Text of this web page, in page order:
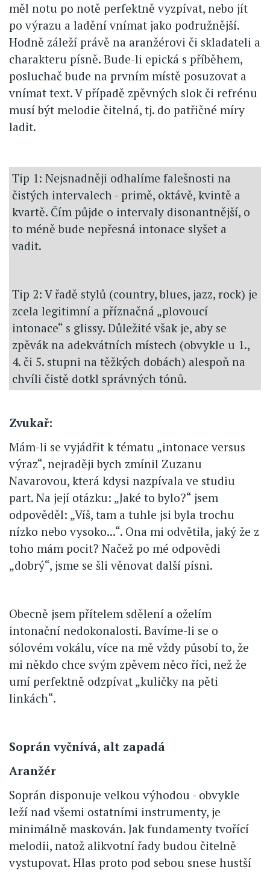
měl notu po notě perfektně vyzpívat, nebo jít
po výrazu a ladění vnímat jako podružnější.
Hodně záleží právě na aranžérovi či skladateli a
charakteru písně. Bude-li epická s příběhem,
posluchač bude na prvním místě posuzovat a
vnímat text. V případě zpěvných slok či refrénu
musí být melodie čitelná, tj. do patřičné míry
ladit.
Tip 1: Nejsnadněji odhalíme falešnosti na
čistých intervalech - primě, oktávě, kvintě a
kvartě. Čím půjde o intervaly disonantnější, o
to méně bude nepřesná intonace slyšet a
vadit.
Tip 2: V řadě stylů (country, blues, jazz, rock) je
zcela legitimní a příznačná „plovoucí
intonace“ s glissy. Důležité však je, aby se
zpěvák na adekvátních místech (obvykle u 1.,
4. či 5. stupni na těžkých dobách) alespoň na
chvíli čistě dotkl správných tónů.
Zvukař:
Mám-li se vyjádřit k tématu „intonace versus
výraz“, nejraději bych zmínil Zuzanu
Navarovou, která kdysi nazpívala ve studiu
part. Na její otázku: „Jaké to bylo?“ jsem
odpověděl: „Víš, tam a tuhle jsi byla trochu
nízko nebo vysoko...“. Ona mi odvětila, jaký že z
toho mám pocit? Načež po mé odpovědi
„dobrý“, jsme se šli věnovat další písni.
Obecně jsem přítelem sdělení a oželím
intonační nedokonalosti. Bavíme-li se o
sólovém vokálu, více na mě vždy působí to, že
mi někdo chce svým zpěvem něco říci, než že
umí perfektně odzpívat „kuličky na pěti
linkách“.
Soprán vyčnívá, alt zapadá
Aranžér
Soprán disponuje velkou výhodou - obvykle
leží nad všemi ostatními instrumenty, je
minimálně maskován. Jak fundamenty tvořící
melodii, natož alikvotní řady budou čitelně
vystupovat. Hlas proto pod sebou snese hustší